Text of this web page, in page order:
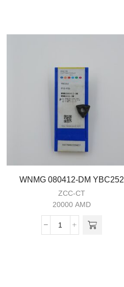
WNMG 080412-DM YBC252
ZCC-CT
20000 AMD